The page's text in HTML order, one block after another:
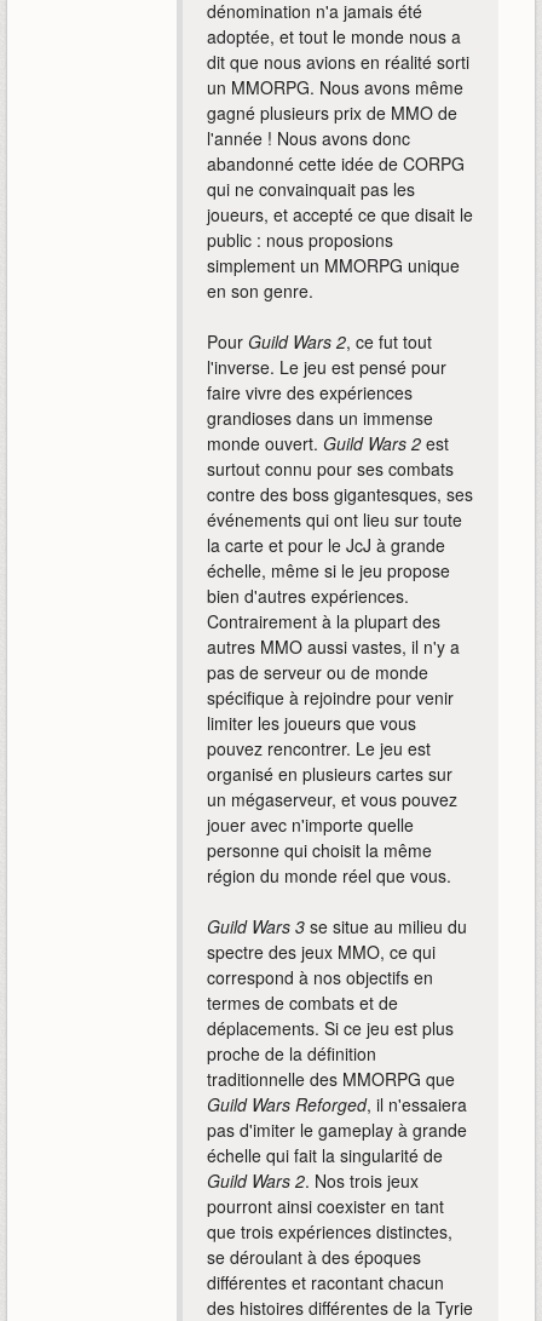
dénomination n'a jamais été
adoptée, et tout le monde nous a
dit que nous avions en réalité sorti
un MMORPG. Nous avons même
gagné plusieurs prix de MMO de
l'année ! Nous avons donc
abandonné cette idée de CORPG
qui ne convainquait pas les
joueurs, et accepté ce que disait le
public : nous proposions
simplement un MMORPG unique
en son genre.
Pour Guild Wars 2, ce fut tout
l'inverse. Le jeu est pensé pour
faire vivre des expériences
grandioses dans un immense
monde ouvert. Guild Wars 2 est
surtout connu pour ses combats
contre des boss gigantesques, ses
événements qui ont lieu sur toute
la carte et pour le JcJ à grande
échelle, même si le jeu propose
bien d'autres expériences.
Contrairement à la plupart des
autres MMO aussi vastes, il n'y a
pas de serveur ou de monde
spécifique à rejoindre pour venir
limiter les joueurs que vous
pouvez rencontrer. Le jeu est
organisé en plusieurs cartes sur
un mégaserveur, et vous pouvez
jouer avec n'importe quelle
personne qui choisit la même
région du monde réel que vous.
Guild Wars 3 se situe au milieu du
spectre des jeux MMO, ce qui
correspond à nos objectifs en
termes de combats et de
déplacements. Si ce jeu est plus
proche de la définition
traditionnelle des MMORPG que
Guild Wars Reforged, il n'essaiera
pas d'imiter le gameplay à grande
échelle qui fait la singularité de
Guild Wars 2. Nos trois jeux
pourront ainsi coexister en tant
que trois expériences distinctes,
se déroulant à des époques
différentes et racontant chacun
des histoires différentes de la Tyrie